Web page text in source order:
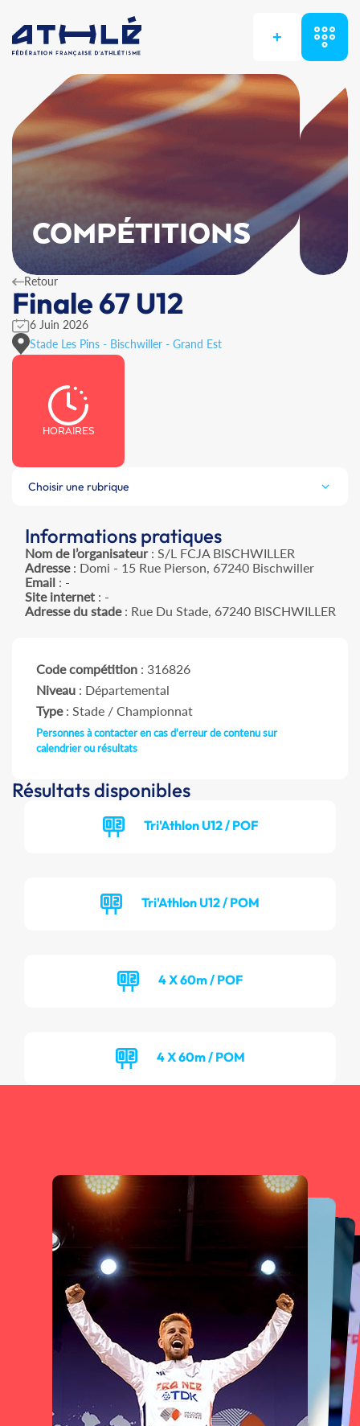
+
COMPÉTITIONS
Retour
Finale 67 U12
6 Juin 2026
Stade Les Pins - Bischwiller - Grand Est
HORAIRES
Choisir une rubrique
Informations pratiques
Nom de l’organisateur: S/L FCJA BISCHWILLER
Adresse: Domi - 15 Rue Pierson, 67240 Bischwiller
Email: -
Site internet: -
Adresse du stade: Rue Du Stade, 67240 BISCHWILLER
Code compétition : 316826
Niveau : Départemental
Type: Stade / Championnat
Personnes à contacter en cas d'erreur de contenu sur
calendrier ou résultats
Résultats disponibles
Tri'Athlon U12 / POF
Tri'Athlon U12 / POM
4 X 60m / POF
4 X 60m / POM